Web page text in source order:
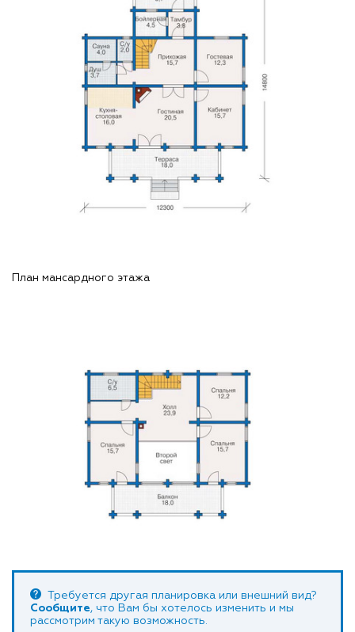
План мансардного этажа
Требуется другая планировка или внешний вид?
Сообщите, что Вам бы хотелось изменить и мы
рассмотрим такую возможность.